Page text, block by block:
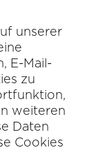
unserer
E-Mail-
zu
weiteren
Daten
Cookies